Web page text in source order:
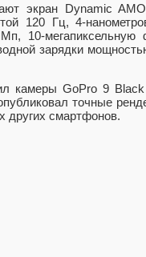
экран Dynamic
120 Гц, 4-
10-мегапиксельную
зарядки
камеры GoPro 9
точные
других смартфонов.